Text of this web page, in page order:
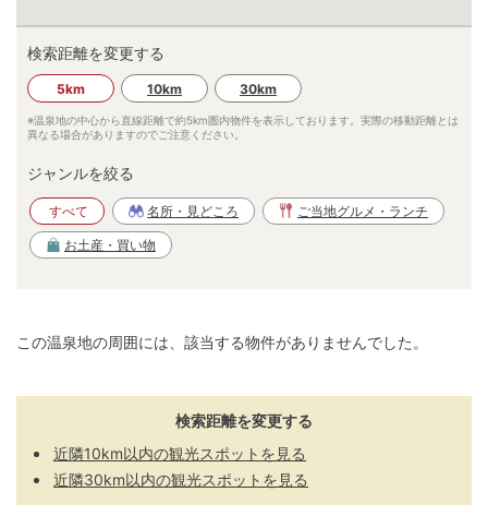
検索距離を変更する
5km 10km 30km
※温泉地の中心から直線距離で約5km圏内物件を表示しております。実際の移動距離とは
異なる場合がありますのでご注意ください。
ジャンルを絞る
すべて 名所・見どころ ご当地グルメ・ランチ
お土産・買い物
この温泉地の周囲には、該当する物件がありませんでした。
検索距離を変更する
近隣10km以内の観光スポットを見る
近隣30km以内の観光スポットを見る